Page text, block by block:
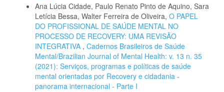
Ana Lúcia Cidade, Paulo Renato Pinto de Aquino, Sara
Letícia Bessa, Walter Ferreira de Oliveira, O PAPEL
DO PROFISSIONAL DE SAÚDE MENTAL NO
PROCESSO DE RECOVERY: UMA REVISÃO
INTEGRATIVA , Cadernos Brasileiros de Saúde
Mental/Brazilian Journal of Mental Health: v. 13 n. 35
(2021): Serviços, programas e políticas de saúde
mental orientadas por Recovery e cidadania -
panorama internacional - Parte I